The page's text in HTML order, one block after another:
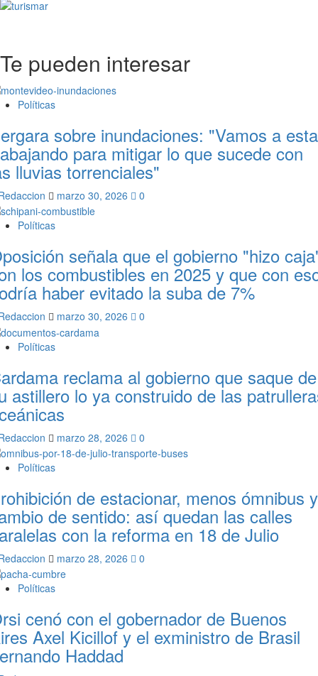
Te pueden interesar
Políticas
sobre inundaciones: "Vamos a
para mitigar lo que sucede con
lluvias torrenciales"
marzo 30, 2026 0
Políticas
señala que el gobierno "hizo
los combustibles en 2025 y que con
haber evitado la suba de 7%
marzo 30, 2026 0
Políticas
reclama al gobierno que saque de
astillero lo ya construido de las
marzo 28, 2026 0
Políticas
de estacionar, menos ómnibus y
de sentido: así quedan las calles
con la reforma en 18 de Julio
marzo 28, 2026 0
Políticas
cenó con el gobernador de Buenos
Axel Kicillof y el exministro de Brasil
Haddad